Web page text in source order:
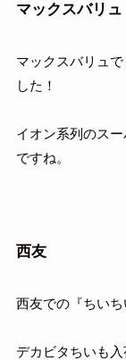
マックスバリュ
マックスバリュ
した！
イオン系列のス
ですね。
西友
西友での『ちい
デカビタちいも入